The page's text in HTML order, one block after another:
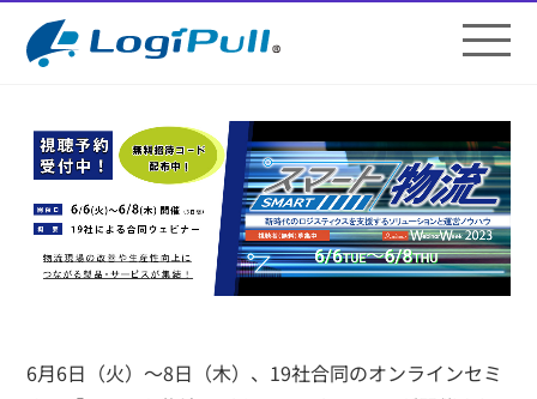
6月6日（火）～8日（木）、19社合同のオンラインセミ